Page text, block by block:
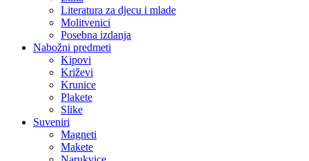
Literatura za djecu i mlade
Molitvenici
Posebna izdanja
Nabožni predmeti
Kipovi
Križevi
Krunice
Plakete
Slike
Suveniri
Magneti
Makete